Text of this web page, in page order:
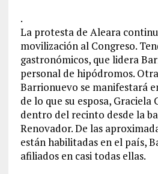
.
La protesta de Aleara
movilización al Congreso.
gastronómicos, que lidera
personal de hipódromos.
Barrionuevo se manifestará
de lo que su esposa, Graciela
dentro del recinto desde la
Renovador. De las
están habilitadas en el país,
afiliados en casi todas ellas.